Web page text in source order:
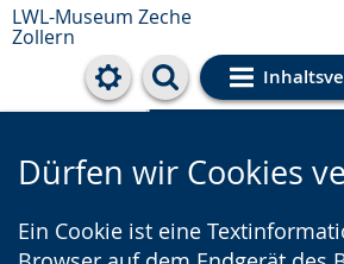
LWL-Museum Zeche
Zollern
Cookie-
Dürfen wir Cookies
Ein Cookie ist eine